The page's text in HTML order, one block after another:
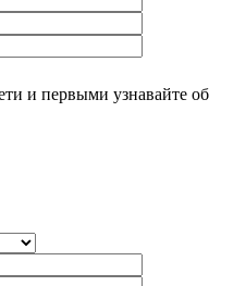
и первыми узнавайте об